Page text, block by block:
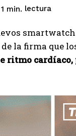
1 min. lectura
de la firma que
ritmo